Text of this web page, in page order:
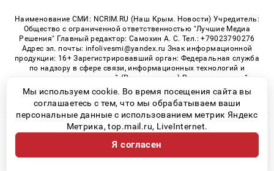
Наименование СМИ: NCRIM.RU (Наш Крым. Новости) Учредитель:
Общество с ограниченной ответственностью "Лучшие Медиа
Решения" Главный редактор: Самохин А. С. Тел.: +79023790276
Адрес эл. почты: infolivesmi@yandex.ru Знак информационной
продукции: 16+ Зарегистрировавший орган: Федеральная служба
по надзору в сфере связи, информационных технологий и
массовых коммуникаций (Роскомнадзор) Регистрационный
номер СМИ ЭЛ № ФС 77 - 81150 от 02.06.2021
© 2026 «nCrim.ru» | Все права защищены
Возрастная категория сайта 16+
Политика конфиденциальности
Мы используем cookie. Во время посещения сайта вы
соглашаетесь с тем, что мы обрабатываем ваши
персональные данные с использованием метрик Яндекс
Метрика, top.mail.ru, LiveInternet.
Я согласен